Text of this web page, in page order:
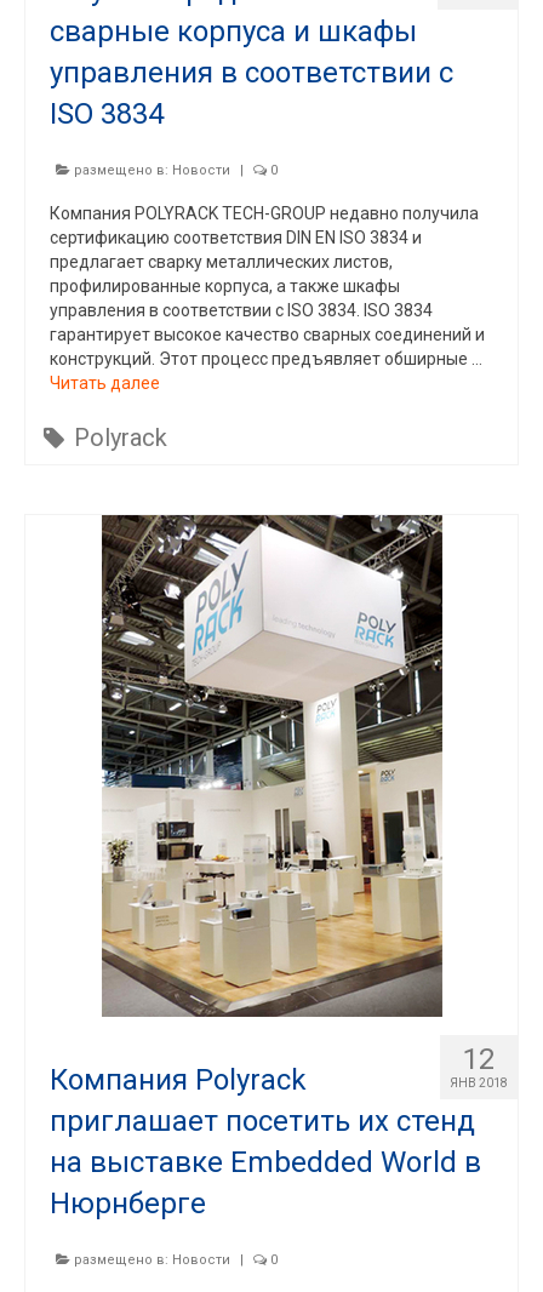
сварные корпуса и шкафы
управления в соответствии с
ISO 3834
размещено в: Новости | 0
Компания POLYRACK TECH-GROUP недавно получила
сертификацию соответствия DIN EN ISO 3834 и
предлагает сварку металлических листов,
профилированные корпуса, а также шкафы
управления в соответствии с ISO 3834. ISO 3834
гарантирует высокое качество сварных соединений и
конструкций. Этот процесс предъявляет обширные …
Читать далее
Polyrack
12
ЯНВ 2018
Компания Polyrack
приглашает посетить их стенд
на выставке Embedded World в
Нюрнберге
размещено в: Новости | 0